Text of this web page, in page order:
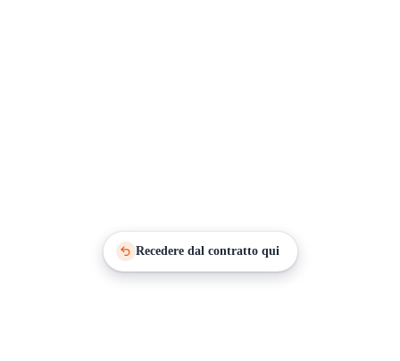
Recedere dal contratto qui